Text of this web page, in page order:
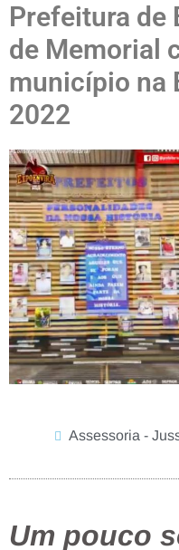
Prefeitura de
de Memorial
município na
2022
Assessoria -
Um pouco